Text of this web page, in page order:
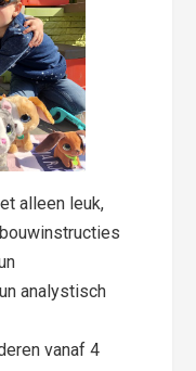
alleen leuk,
analystisch
vanaf 4